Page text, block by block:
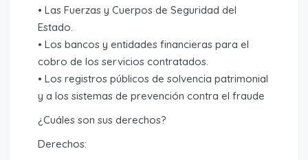
• Las Fuerzas y Cuerpos de Seguridad del
Estado.
• Los bancos y entidades financieras para el
cobro de los servicios contratados.
• Los registros públicos de solvencia patrimonial
y a los sistemas de prevención contra el fraude
¿Cuáles son sus derechos?
Derechos: